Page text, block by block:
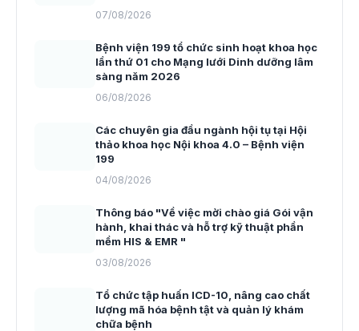
07/08/2026
Bệnh viện 199 tổ chức sinh hoạt khoa học
lần thứ 01 cho Mạng lưới Dinh dưỡng lâm
sàng năm 2026
06/08/2026
Các chuyên gia đầu ngành hội tụ tại Hội
thảo khoa học Nội khoa 4.0 – Bệnh viện
199
04/08/2026
Thông báo "Về việc mời chào giá Gói vận
hành, khai thác và hỗ trợ kỹ thuật phần
mềm HIS & EMR "
03/08/2026
Tổ chức tập huấn ICD-10, nâng cao chất
lượng mã hóa bệnh tật và quản lý khám
chữa bệnh